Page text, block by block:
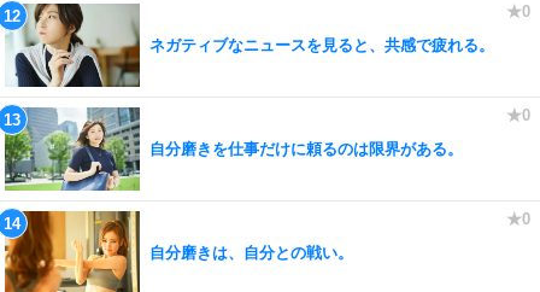
ネガティブなニュースを見ると、共感で疲れる。
自分磨きを仕事だけに頼るのは限界がある。
自分磨きは、自分との戦い。